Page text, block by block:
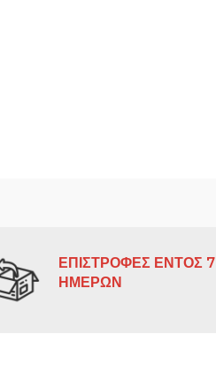
ΕΠΙΣΤΡΟΦΕΣ ΕΝΤΟΣ 7
ΗΜΕΡΩΝ